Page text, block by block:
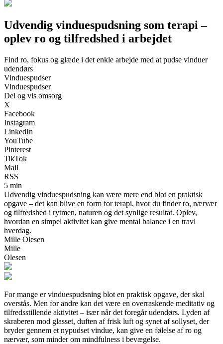
Udvendig vinduespudsning som terapi –
oplev ro og tilfredshed i arbejdet
Find ro, fokus og glæde i det enkle arbejde med at pudse vinduer
udendørs
Vinduespudser
Vinduespudser
Del og vis omsorg
X
Facebook
Instagram
LinkedIn
YouTube
Pinterest
TikTok
Mail
RSS
5 min
Udvendig vinduespudsning kan være mere end blot en praktisk
opgave – det kan blive en form for terapi, hvor du finder ro, nærvær
og tilfredshed i rytmen, naturen og det synlige resultat. Oplev,
hvordan en simpel aktivitet kan give mental balance i en travl
hverdag.
Mille Olesen
Mille
Olesen
For mange er vinduespudsning blot en praktisk opgave, der skal
overstås. Men for andre kan det være en overraskende meditativ og
tilfredsstillende aktivitet – især når det foregår udendørs. Lyden af
skraberen mod glasset, duften af frisk luft og synet af sollyset, der
bryder gennem et nypudset vindue, kan give en følelse af ro og
nærvær, som minder om mindfulness i bevægelse.